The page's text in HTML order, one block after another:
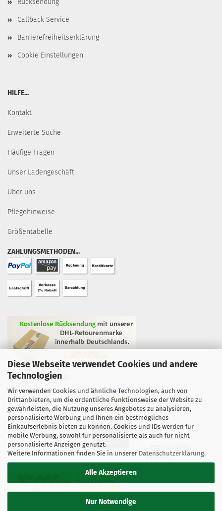
Diese Webseite verwendet Cookies und andere
Technologien
Wir verwenden Cookies und ähnliche Technologien, auch von
Drittanbietern, um die ordentliche Funktionsweise der Website zu
gewährleisten, die Nutzung unseres Angebotes zu analysieren,
personalisierte Werbung und Ihnen ein bestmögliches
Einkaufserlebnis bieten zu können. Cookies und IDs werden für
mobile Werbung, sowohl für personalisierte als auch für nicht
personalisierte Anzeigen genutzt.
Weitere Informationen finden Sie in unserer Datenschutzerklärung.
Alle Akzeptieren
Nur Notwendige
Rücksendung
Callback Service
Barrierefreiheitserklärung
Cookie Einstellungen
HILFE...
Kontakt
Erweiterte Suche
Häufige Fragen
Unser Ladengeschäft
Über uns
Pflegehinweise
Größentabelle
ZAHLUNGSMETHODEN...
GEPRÜFTE QUALITÄT...
DURCH...